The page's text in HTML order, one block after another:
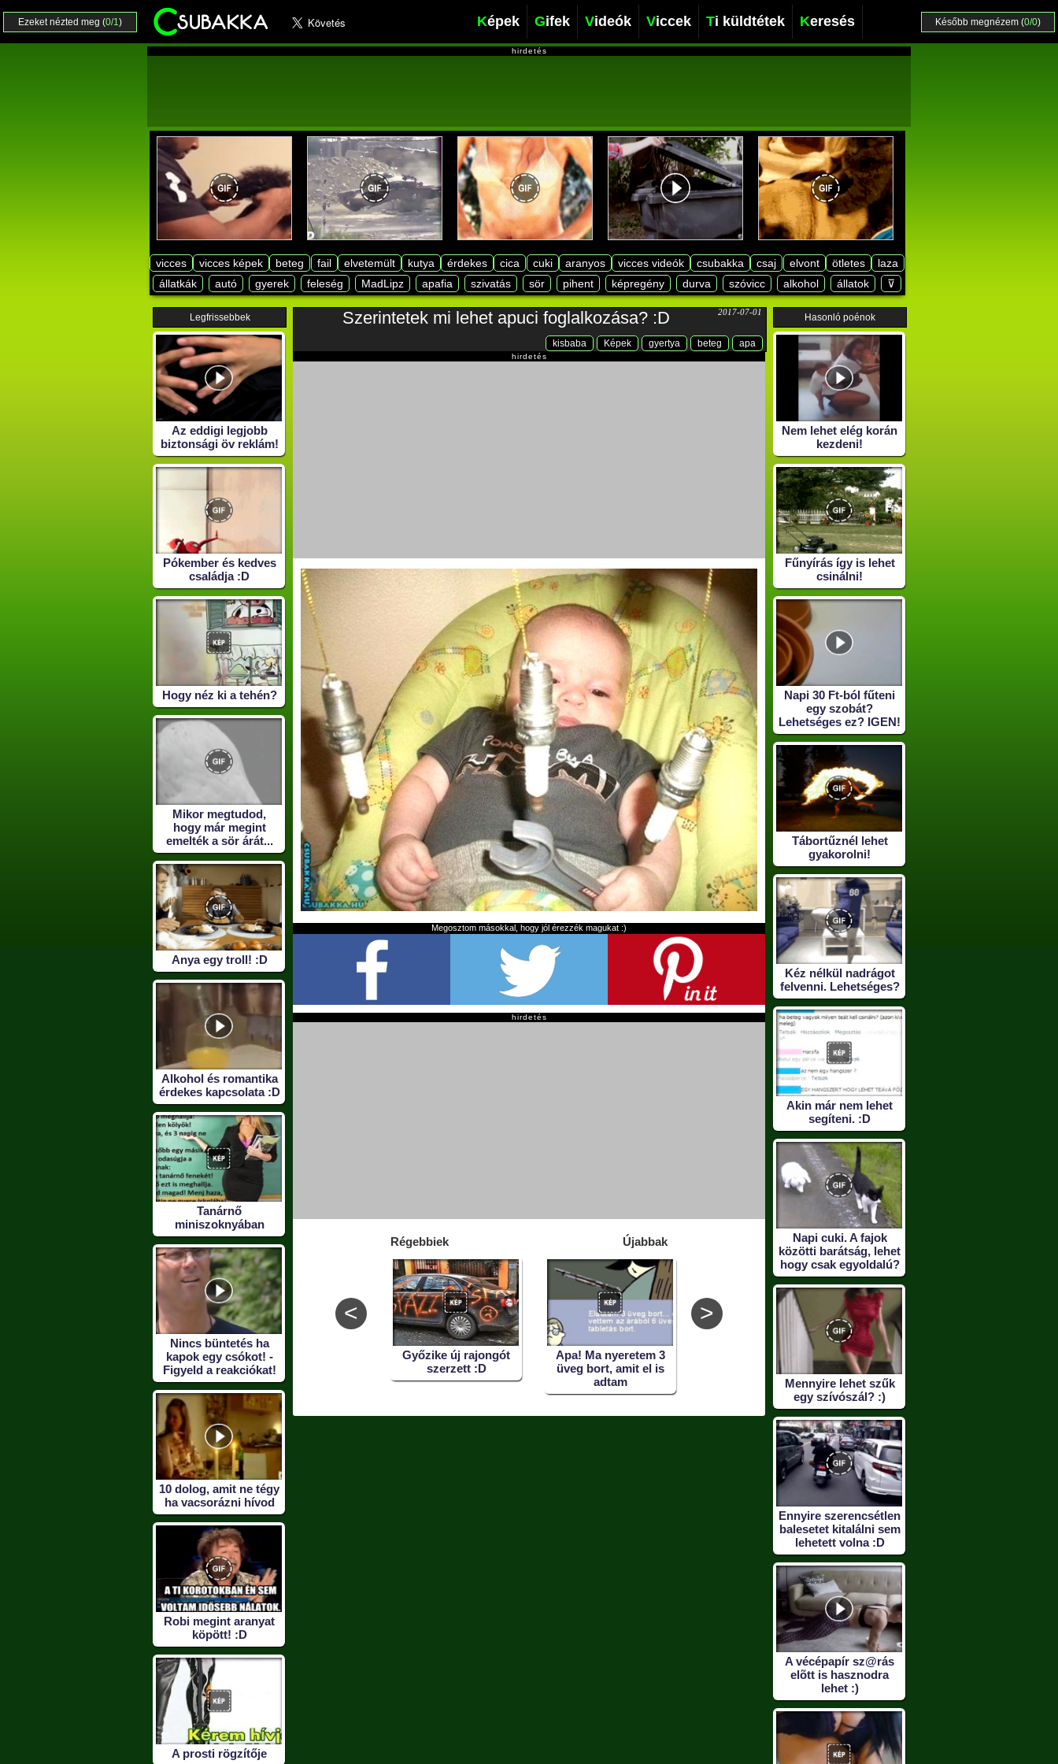
Ezeket nézted meg (0/1) Később megnézem (0/0)
Képek Gifek Videók Viccek Ti küldtétek Keresés
hirdetés
vicces vicces képek beteg fail elvetemült kutya érdekes cica cuki aranyos vicces videók csubakka csaj elvont ötletes
laza
állatkák
autó gyerek feleség MadLipz apafia szivatás sör pihent képregény durva szóvicc alkohol állatok ⊽
Legfrissebbek
Az eddigi legjobb
biztonsági öv reklám!
Pókember és kedves
családja :D
Hogy néz ki a tehén?
Mikor megtudod,
hogy már megint
emelték a sör árát...
Anya egy troll! :D
Alkohol és romantika
érdekes kapcsolata :D
Tanárnő
miniszoknyában
Nincs büntetés ha
kapok egy csókot! -
Figyeld a reakciókat!
10 dolog, amit ne tégy
ha vacsorázni hívod
Robi megint aranyat
köpött! :D
A prosti rögzítője
2017-07-01
Szerintetek mi lehet apuci foglalkozása? :D
apa
beteg
gyertya
Képek
kisbaba
hirdetés
Megosztom másokkal, hogy jól érezzék magukat :)
hirdetés
<
Régebbiek Újabbak
Nagybevásárláson a
család
Foglalkozásom?
Győzike új rajongót
szerzett :D
Apa! Ma nyeretem 3
üveg bort, amit el is
adtam
lehetetlen... :D
A reccs amire senki
sem vágyik
>
Hasonló poénok
Nem lehet elég korán
kezdeni!
Fűnyírás így is lehet
csinálni!
Napi 30 Ft-ból fűteni
egy szobát?
Lehetséges ez? IGEN!
Tábortűznél lehet
gyakorolni!
Kéz nélkül nadrágot
felvenni. Lehetséges?
Akin már nem lehet
segíteni. :D
Napi cuki. A fajok
közötti barátság, lehet
hogy csak egyoldalú?
Mennyire lehet szűk
egy szívószál? :)
Ennyire szerencsétlen
balesetet kitalálni sem
lehetett volna :D
A vécépapír sz@rás
elõtt is hasznodra
lehet :)